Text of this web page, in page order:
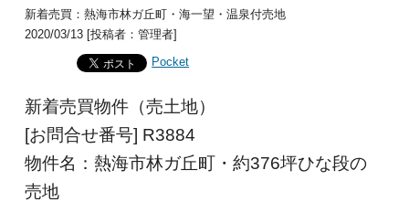
新着売買：熱海市林ガ丘町・海一望・温泉付売地
2020/03/13 [投稿者：管理者]
Pocket
新着売買物件（売土地）
[お問合せ番号] R3884
物件名：熱海市林ガ丘町・約376坪ひな段の
売地